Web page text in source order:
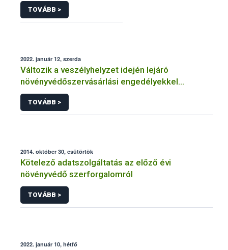
TOVÁBB >
2022. január 12, szerda
Változik a veszélyhelyzet idején lejáró
növényvédőszervásárlási engedélyekkel
kapcsolatos szabályozás
TOVÁBB >
2014. október 30, csütörtök
Kötelező adatszolgáltatás az előző évi
növényvédő szerforgalomról
TOVÁBB >
2022. január 10, hétfő